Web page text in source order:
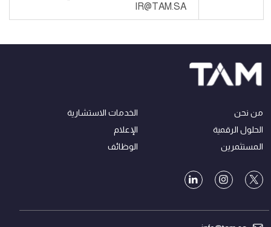
IR@TAM.SA
من نحن
الخدمات الاستشارية
الحلول الرقمية
الإعلام
المستثمرين
الوظائف